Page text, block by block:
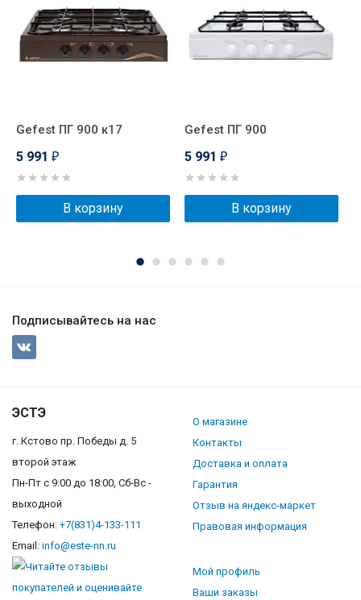
Gefest ПГ 900 к17
5 991 ₽
В корзину
Gefest ПГ 900
5 991 ₽
В корзину
Подписывайтесь на нас
ЭСТЭ
г. Кстово пр. Победы д. 5
второй этаж
Пн-Пт с 9:00 до 18:00, Сб-Вс -
выходной
Телефон: +7(831)4-133-111
Email: info@este-nn.ru
О магазине
Контакты
Доставка и оплата
Гарантия
Отзыв на яндекс-маркет
Правовая информация
Мой профиль
Ваши заказы